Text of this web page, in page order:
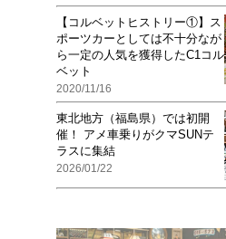
【コルベットヒストリー①】ス
ポーツカーとしては不十分なが
ら一定の人気を獲得したC1コル
ベット
2020/11/16
東北地方（福島県）では初開
催！ アメ車乗りがクマSUNテ
ラスに集結
2026/01/22